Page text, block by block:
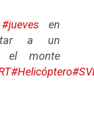
#jueves en
a un
el monte
#Helicóptero